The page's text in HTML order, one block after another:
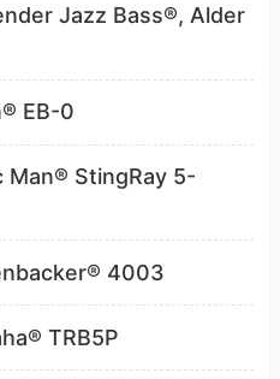
Jazz Bass®, Alder
EB-0
Man® StingRay 5-
4003
TRB5P